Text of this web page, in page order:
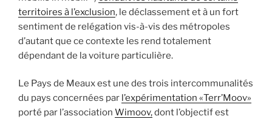
territoires à l’exclusion, le déclassement et à un fort
sentiment de relégation vis-à-vis des métropoles
d’autant que ce contexte les rend totalement
dépendant de la voiture particulière.
Le Pays de Meaux est une des trois intercommunalités
du pays concernées par l’expérimentation «Terr’Moov»
porté par l’association Wimoov,dont l’objectif est